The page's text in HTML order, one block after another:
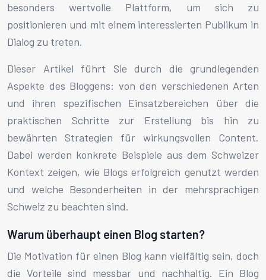
besonders wertvolle Plattform, um sich zu
positionieren und mit einem interessierten Publikum in
Dialog zu treten.
Dieser Artikel führt Sie durch die grundlegenden
Aspekte des Bloggens: von den verschiedenen Arten
und ihren spezifischen Einsatzbereichen über die
praktischen Schritte zur Erstellung bis hin zu
bewährten Strategien für wirkungsvollen Content.
Dabei werden konkrete Beispiele aus dem Schweizer
Kontext zeigen, wie Blogs erfolgreich genutzt werden
und welche Besonderheiten in der mehrsprachigen
Schweiz zu beachten sind.
Warum überhaupt einen Blog starten?
Die Motivation für einen Blog kann vielfältig sein, doch
die Vorteile sind messbar und nachhaltig. Ein Blog